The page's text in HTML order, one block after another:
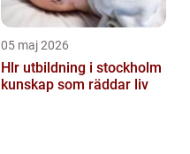
05 maj 2026
Hlr utbildning i stockholm
kunskap som räddar liv